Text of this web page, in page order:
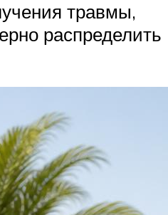
травмы,
распределить